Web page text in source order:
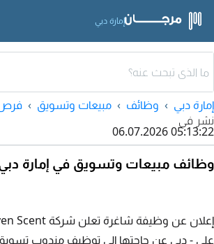
إمارة دبي
إمارة دبي وظائف مبيعات وتسويق
نشر في
06.07.2026 05:13:22
وظائف مبيعات وتسويق في إمارة دبي
علي - دبي عن حاجتها إلى توظيف مندوب